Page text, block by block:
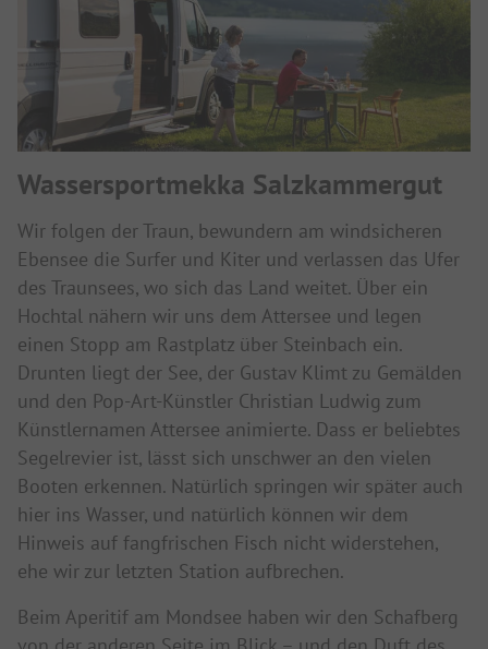
Wassersportmekka Salzkammergut
Wir folgen der Traun, bewundern am windsicheren
Ebensee die Surfer und Kiter und verlassen das Ufer
des Traunsees, wo sich das Land weitet. Über ein
Hochtal nähern wir uns dem Attersee und legen
einen Stopp am Rastplatz über Steinbach ein.
Drunten liegt der See, der Gustav Klimt zu Gemälden
und den Pop-Art-Künstler Christian Ludwig zum
Künstlernamen Attersee animierte. Dass er beliebtes
Segelrevier ist, lässt sich unschwer an den vielen
Booten erkennen. Natürlich springen wir später auch
hier ins Wasser, und natürlich können wir dem
Hinweis auf fangfrischen Fisch nicht widerstehen,
ehe wir zur letzten Station aufbrechen.
Beim Aperitif am Mondsee haben wir den Schafberg